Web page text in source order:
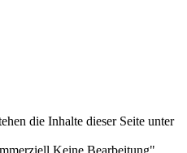
die Inhalte dieser Seite unter